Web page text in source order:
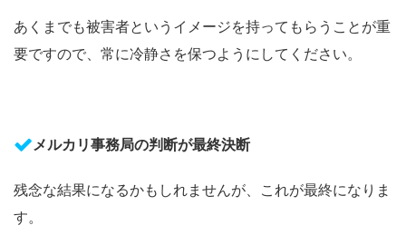
あくまでも被害者というイメージを持ってもらうことが重
要ですので、常に冷静さを保つようにしてください。
メルカリ事務局の判断が最終決断
残念な結果になるかもしれませんが、これが最終になりま
す。